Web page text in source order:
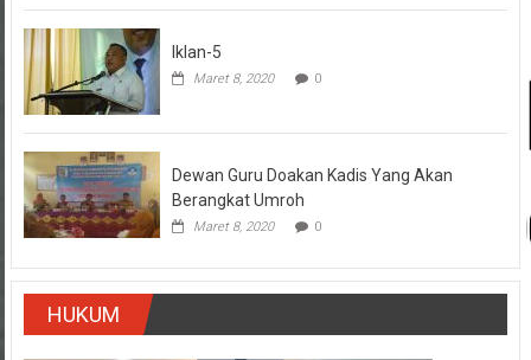
Iklan-5
Maret 8, 2020 0
Dewan Guru Doakan Kadis Yang Akan
Berangkat Umroh
Maret 8, 2020 0
HUKUM